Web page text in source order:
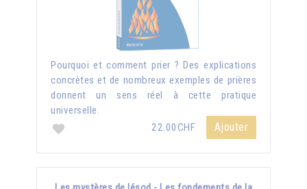
Pourquoi et comment prier ? Des explications
concrètes et de nombreux exemples de prières
donnent un sens réel à cette pratique
universelle.
22.00CHF
Ajouter